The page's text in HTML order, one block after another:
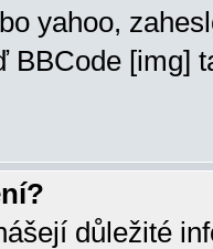
yahoo,
BBCode [img]
důležité